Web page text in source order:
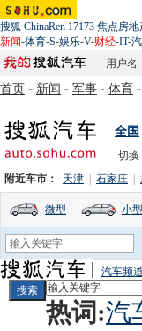
搜狐 ChinaRen 17173 焦点房地
新闻-体育-S-娱乐-V-财经-IT-
用户名
首页 - 新闻 - 军事 - 体育 -
全国
切换
附近车市： 天津 石家庄
微型 小型
汽车频道
热词:汽